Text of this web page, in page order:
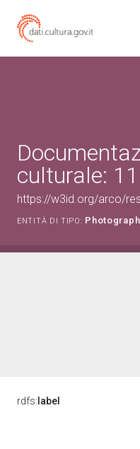
culturale:
https://w3id.org/arco/
ENTITÀ DI TIPO:
rdfs: label